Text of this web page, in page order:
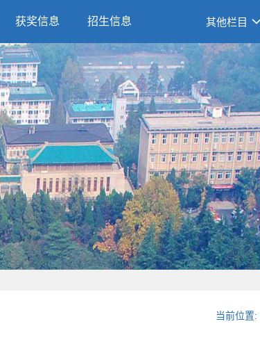
获奖信息 招生信息 其他栏目
当前位置: